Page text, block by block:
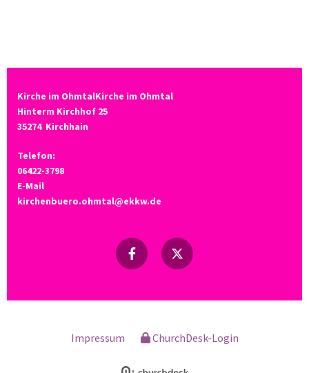
Kirche im OhmtalKirche im Ohmtal
Hinterm Kirchhof 25
35274 Kirchhain
Telefon:
06422-3798
E-Mail
kirchenbuero.ohmtal@ekkw.de
Impressum ChurchDesk-Login